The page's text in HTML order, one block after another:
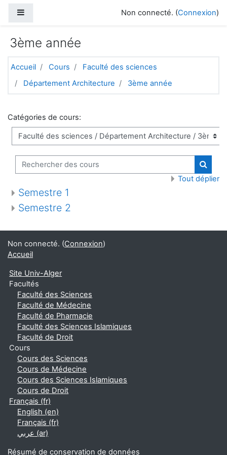
Non connecté. (Connexion)
3ème année
Accueil Cours
Faculté des sciences
Département Architecture
3ème année
Catégories de cours:
Rechercher des cours
Tout déplier
Semestre 1
Semestre 2
Non connecté. (Connexion)
Accueil
Site Univ-Alger
Facultés
Faculté des Sciences
Faculté de Médecine
Faculté de Pharmacie
Faculté des Sciences Islamiques
Faculté de Droit
Cours
Cours des Sciences
Cours de Médecine
Cours des Sciences Islamiques
Cours de Droit
Français ‎(fr)‎
English ‎(en)‎
Français ‎(fr)‎
عربي ‎(ar)‎
Résumé de conservation de données